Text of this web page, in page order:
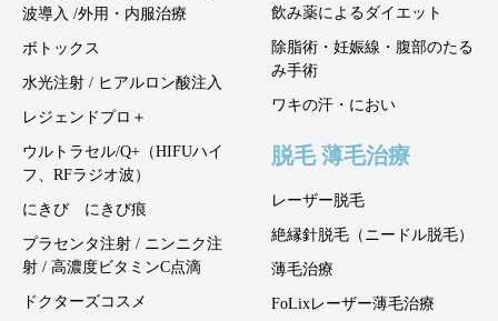
波導入 /外用・内服治療
ボトックス
水光注射 / ヒアルロン酸注入
レジェンドプロ＋
ウルトラセル/Q+（HIFUハイ
フ、RFラジオ波）
にきび にきび痕
プラセンタ注射 / ニンニク注
射 / 高濃度ビタミンC点滴
ドクターズコスメ
飲み薬によるダイエット
除脂術・妊娠線・腹部のたる
み手術
ワキの汗・におい
脱毛 薄毛治療
レーザー脱毛
絶縁針脱毛（ニードル脱毛）
薄毛治療
FoLixレーザー薄毛治療